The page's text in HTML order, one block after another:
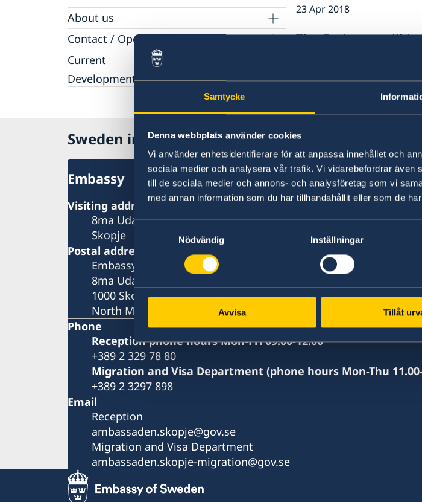
Samtycke
Denna webbplats använder cookies
Vi använder enhetsidentifierare för att anpassa innehållet och
sociala medier och analysera vår trafik. Vi vidarebefordrar även
till de sociala medier och annons- och analysföretag som vi
med annan information som du har tillhandahållit eller som de
Samtyckesval
Nödvändig
Inställningar
Avvisa Tillåt
About us
Ambassador
Data Protection Policy
Contact / Opening Hours
Book an appointment
Current
News
Rules for resident permits for visits
Invitation to civil society organisations for
Important information for Migration cases and
Development cooperation
23 Apr 2018
The Embassy will
Sweden in North Macedonia, Skopje
Embassy
Visiting address
8ma Udarna Brigada No.2
Skopje
Postal address
Embassy of Sweden
8ma Udarna Brigada No.2
1000 Skopje
North Macedonia
Phone
Reception phone hours Mon-Fri 09.00-12.00
+389 2 329 78 80
Migration and Visa Department (phone hours Mon-Thu
+389 2 3297 898
Email
Reception
ambassaden.skopje@gov.se
Migration and Visa Department
ambassaden.skopje-migration@gov.se